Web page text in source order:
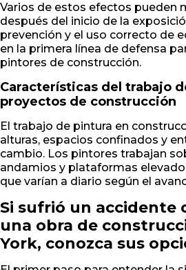
Varios de estos efectos pueden
después del inicio de la
prevención y el uso correcto de
en la primera línea de defensa
pintores de construcción.
Características del trabajo
proyectos de construcción
El trabajo de pintura en
alturas, espacios confinados y
cambio. Los pintores trabajan
andamios y plataformas
que varían a diario según el
Si sufrió un accidente
una obra de
York, conozca sus